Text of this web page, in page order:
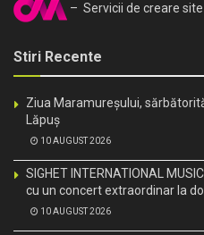
– Servicii de creare
Stiri Recente
Ziua Maramureșului,
Lăpuș
10 AUGUST 2026
SIGHET INTERNATIONAL
cu un concert extraordinar la
10 AUGUST 2026